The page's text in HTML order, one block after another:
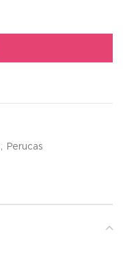
, Perucas